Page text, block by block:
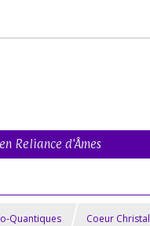
Reliance d'Âmes
Quantiques Coeur Christal